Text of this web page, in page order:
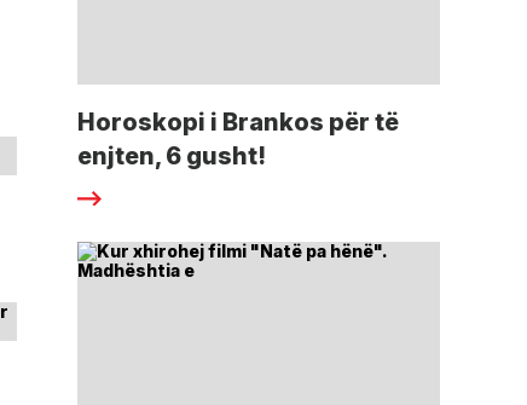
Horoskopi i Brankos për të
enjten, 6 gusht!